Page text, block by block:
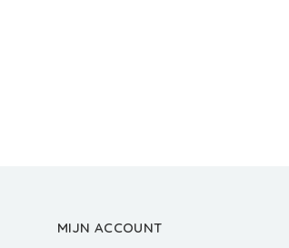
MIJN ACCOUNT